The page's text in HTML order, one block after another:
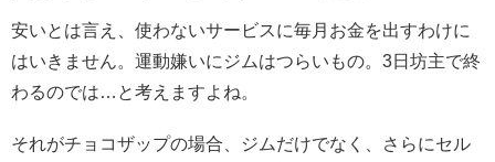
安いとは言え、使わないサービスに毎月お金を出すわけに
はいきません。運動嫌いにジムはつらいもの。3日坊主で終
わるのでは…と考えますよね。
それがチョコザップの場合、ジムだけでなく、さらにセル